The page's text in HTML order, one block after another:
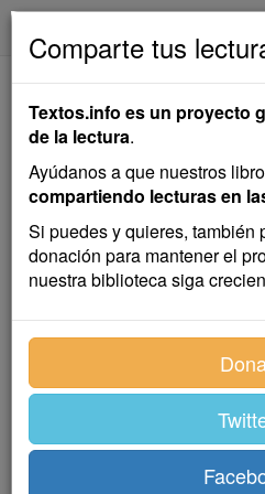
El Príncipe
Aleksandr
Cuento infantil
Érase una princesa que
dos eran sanos y
una vieja bruja, que se puso
dedo de tu hijo, porque le
rico y feliz; pero que tenga
no casarse más que con la
Comparte tus
Textos.info es un proyecto
de la lectura.
Ayúdanos a que nuestros
compartiendo lecturas en
Si puedes y quieres, también
donación para mantener el
nuestra biblioteca siga